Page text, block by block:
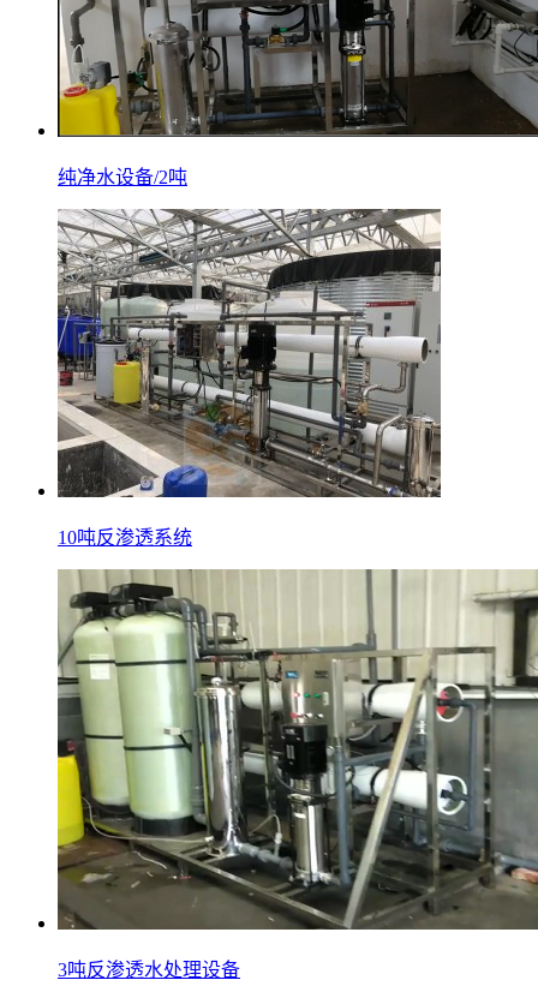
纯净水设备/2吨
10吨反渗透系统
3吨反渗透水处理设备